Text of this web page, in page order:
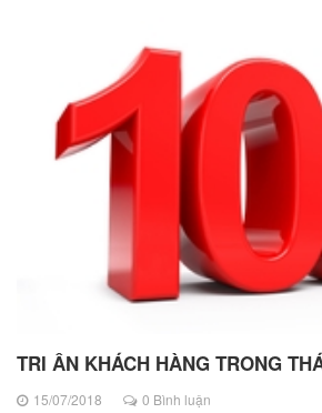
TRI ÂN KHÁCH HÀNG TRONG
15/07/2018 0 Bình luận